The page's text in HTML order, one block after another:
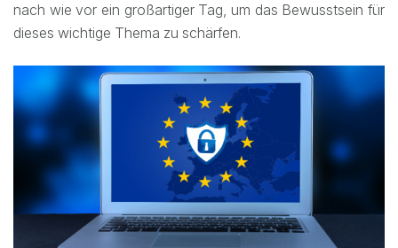
nach wie vor ein großartiger Tag, um das Bewusstsein für
dieses wichtige Thema zu schärfen.